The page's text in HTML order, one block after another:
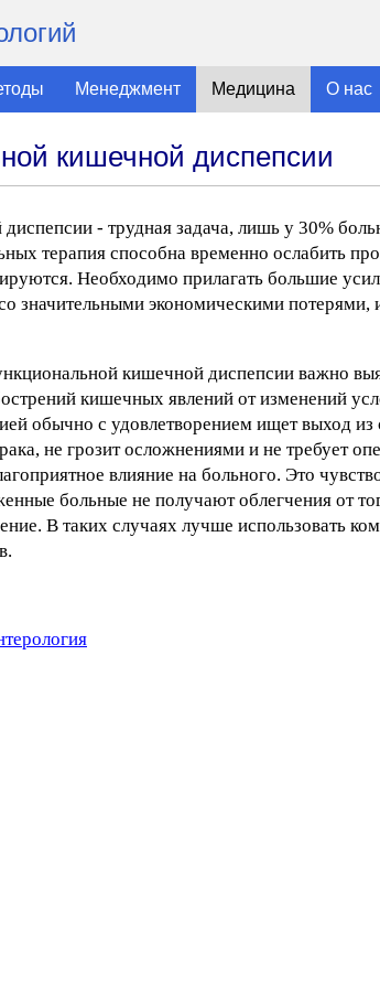
Менеджмент Медицина О нас
кишечной диспепсии
- трудная задача, лишь у 30%
терапия способна временно ослабить
Необходимо прилагать большие
со значительными экономическими
кишечной диспепсии важно
кишечных явлений от изменений
обычно с удовлетворением ищет выход из
не грозит осложнениями и не требует
влияние на больного. Это
больные не получают облегчения от
В таких случаях лучше использовать